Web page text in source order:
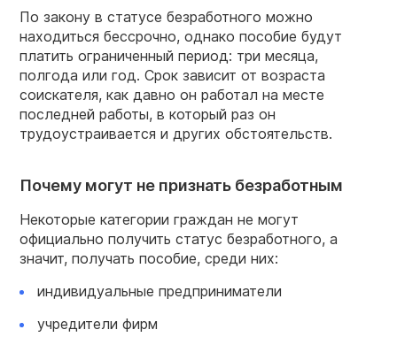
По закону в статусе безработного можно
находиться бессрочно, однако пособие будут
платить ограниченный период: три месяца,
полгода или год. Срок зависит от возраста
соискателя, как давно он работал на месте
последней работы, в который раз он
трудоустраивается и других обстоятельств.
Почему могут не признать безработным
Некоторые категории граждан не могут
официально получить статус безработного, а
значит, получать пособие, среди них:
индивидуальные предприниматели
учредители фирм